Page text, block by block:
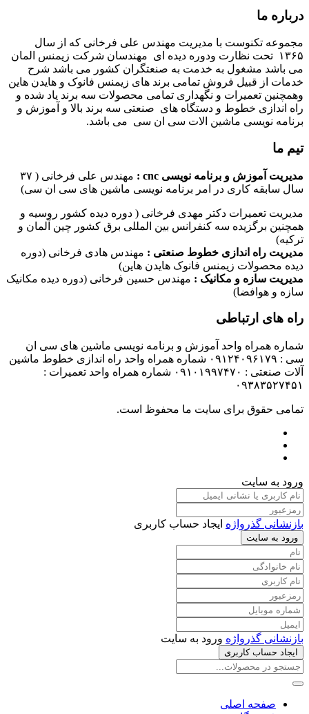
درباره ما
مجموعه تکنوست با مدیریت مهندس علی فرخانی که از سال
۱۳۶۵ تحت نظارت ودوره دیده ای مهندسان شرکت زیمنس المان
می باشد مشغول به خدمت به صنعتگران کشور می باشد شرح
خدمات از قبیل فروش تمامی برند های زیمنس فانوک و هایدن هاین
وهمچنین تعمیرات و نگهداری تمامی محصولات سه برند یاد شده و
راه اندازی خطوط و دستگاه های صنعتی سه برند بالا و آموزش و
برنامه نویسی ماشین الات سی ان سی می باشد.
تیم ما
مدیریت آموزش و برنامه نویسی cnc :
مهندس علی فرخانی ( ۳۷
سال سابقه کاری در امر برنامه نویسی ماشین های سی ان سی)
مدیریت تعمیرات دکتر مهدی فرخانی ( دوره دیده کشور روسیه و
همچنین برگزیده سه کنفرانس بین المللی برق کشور چین آلمان و
ترکیه)
مدیریت راه اندازی خطوط صنعتی : مهندس هادی فرخانی (دوره
دیده محصولات زیمنس فانوک هایدن هاین)
مدیریت سازه و مکانیک : مهندس حسین فرخانی (دوره دیده مکانیک
سازه و هوافضا)
راه های ارتباطی
شماره همراه واحد آموزش و برنامه نویسی ماشین های سی ان
سی : ۰۹۱۲۴۰۹۶۱۷۹ شماره همراه واحد راه اندازی خطوط ماشین
آلات صنعتی : ۰۹۱۰۱۹۹۷۴۷۰ شماره همراه واحد تعمیرات :
۰۹۳۸۳۵۲۷۴۵۱
تمامی حقوق برای سایت ما محفوظ است.
ورود به سایت
بازنشانی گذرواژه ایجاد حساب کاربری
ورود به سایت
بازنشانی گذرواژه ورود به سایت
ایجاد حساب کاربری
صفحه اصلی